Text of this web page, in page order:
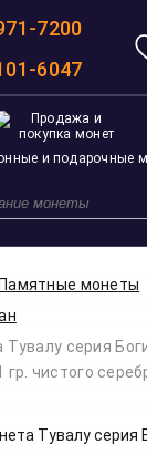
7200
6047
и подарочные
Памятные монеты
Тувалу серия
чистого